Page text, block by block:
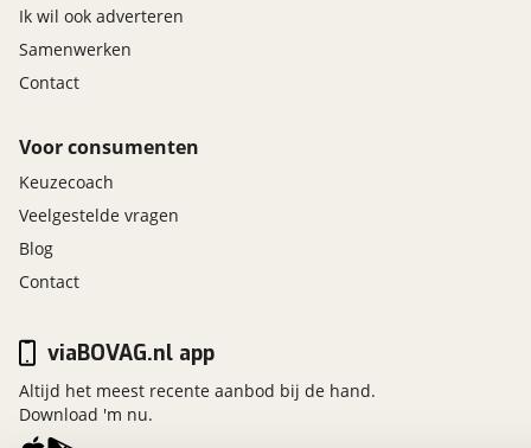
Ik wil ook adverteren
Samenwerken
Contact
Voor consumenten
Keuzecoach
Veelgestelde vragen
Blog
Contact
viaBOVAG.nl app
Altijd het meest recente aanbod bij de hand.
Download 'm nu.